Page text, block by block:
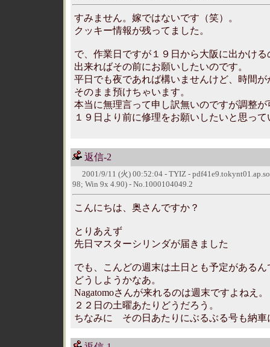
すみません。嫁ではないです（笑）。
クッキー情報が残ってました。
で、作業日ですが１９日から大阪に出かけ
出来ればその前にお願いしたいのです。
平日でも夜であれば構いませんけど、時間
そのまま預けちゃいます。
本当に無理言って申し訳無いのですが調整が
１９日より前に修理をお願いしたいと思って
返信-2
2001/9/11 (火) 00:52:04 - TYIZ -
98; Win 9x 4.90) - No.1000104049.2
こんにちは、奥さんですか？
とりあえず
先日マスターシリンダが届きました
でも、こんどの週末は土日とも予定があるん
どうしようかなあ。
Nagatomoさんが来れるのは週末ですよねえ。
２２日の土曜あたりどうだろう。
ちなみに その日あたりにぶるぶる号も納車